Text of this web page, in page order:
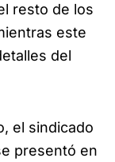
resto de los
este
del
el sindicado
presentó en